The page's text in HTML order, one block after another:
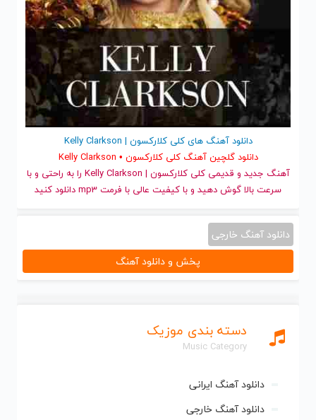
دسته بندی موزیک
Music Category
دانلود آهنگ ایرانی
دانلود آهنگ خارجی
دانلود آهنگ های کلی کلارکسون | Kelly Clarkson
دانلود گلچین آهنگ کلی کلارکسون • Kelly Clarkson
آهنگ جدید
و قدیمی کلی کلارکسون | Kelly Clarkson را به راحتی و با
سرعت بالا گوش دهید و با کیفیت عالی با فرمت mp3 دانلود کنید
دانلود آهنگ خارجی
پخش و دانلود آهنگ